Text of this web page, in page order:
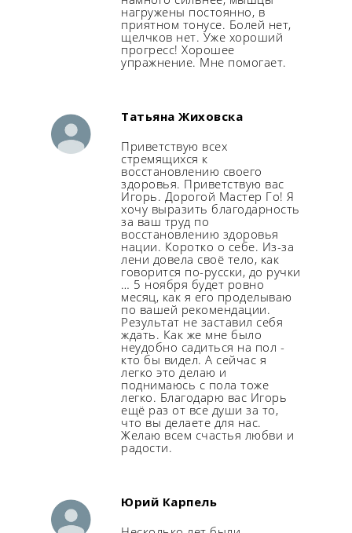
нагружены постоянно, в
приятном тонусе. Болей нет,
щелчков нет. Уже хороший
прогресс! Хорошее
упражнение. Мне помогает.
Татьяна Жиховска
Приветствую всех
стремящихся к
восстановлению своего
здоровья. Приветствую вас
Игорь. Дорогой Мастер Го! Я
хочу выразить благодарность
за ваш труд по
восстановлению здоровья
нации. Коротко о себе. Из-за
лени довела своё тело, как
говорится по-русски, до ручки
… 5 ноября будет ровно
месяц, как я его проделываю
по вашей рекомендации.
Результат не заставил себя
ждать. Как же мне было
неудобно садиться на пол -
кто бы видел. А сейчас я
легко это делаю и
поднимаюсь с пола тоже
легко. Благодарю вас Игорь
ещё раз от все души за то,
что вы делаете для нас.
Желаю всем счастья любви и
радости.
Юрий Карпель
Главная
Об авторе
Проблемы
Рейши